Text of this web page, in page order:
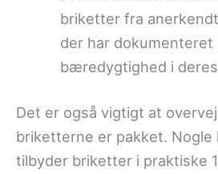
briketter fra
der har dokumenteret
bæredygtighed i
Det er også vigtigt at
briketterne er pakket. Nogle
tilbyder briketter i praktiske